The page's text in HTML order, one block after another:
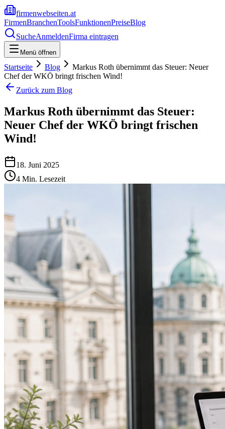
firmenwebseiten.at
FirmenBranchenToolsFunktionenPreiseBlog
SucheAnmeldenFirma eintragen
Menü öffnen
Startseite Blog
Markus Roth übernimmt das Steuer: Neuer
Chef der WKÖ bringt frischen Wind!
Zurück zum Blog
Markus Roth übernimmt das Steuer:
Neuer Chef der WKÖ bringt frischen
Wind!
18. Juni 2025
4 Min. Lesezeit